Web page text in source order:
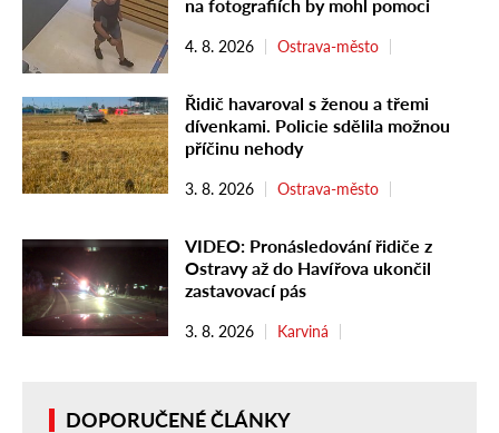
na fotografiích by mohl pomoci
4. 8. 2026 Ostrava-město
Řidič havaroval s ženou a třemi
dívenkami. Policie sdělila možnou
příčinu nehody
3. 8. 2026 Ostrava-město
VIDEO: Pronásledování řidiče z
Ostravy až do Havířova ukončil
zastavovací pás
3. 8. 2026 Karviná
DOPORUČENÉ ČLÁNKY